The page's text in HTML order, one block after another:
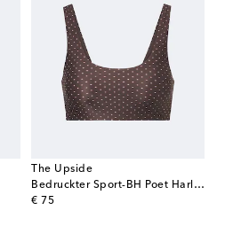
The Upside
Bedruckter Sport-BH Poet Harlow
€ 75
original price